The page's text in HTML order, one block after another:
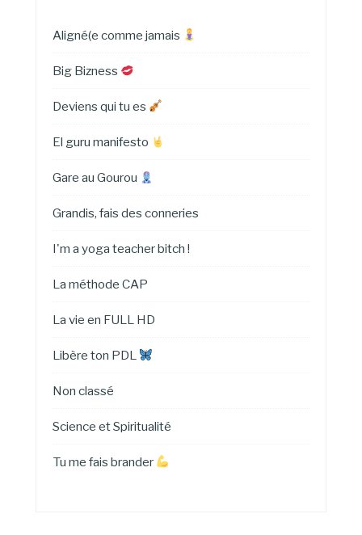
Aligné(e comme jamais
Big Bizness
Deviens qui tu es
El guru manifesto
Gare au Gourou
Grandis, fais des conneries
I'm a yoga teacher bitch !
La méthode CAP
La vie en FULL HD
Libère ton PDL
Non classé
Science et Spiritualité
Tu me fais brander